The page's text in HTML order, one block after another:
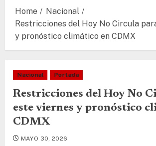
Home
Nacional
Restricciones del Hoy No Circula
y pronóstico climático en CDMX
Nacional Portada
Restricciones del Hoy No
este viernes y pronóstico
CDMX
MAYO 30, 2026